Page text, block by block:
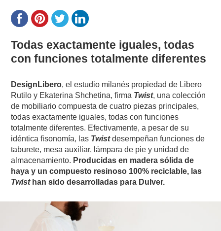
Todas exactamente iguales, todas
con funciones totalmente diferentes
DesignLibero, el estudio milanés propiedad de Libero
Rutilo y Ekaterina Shchetina, firma Twist, una colección
de mobiliario compuesta de cuatro piezas principales,
todas exactamente iguales, todas con funciones
totalmente diferentes. Efectivamente, a pesar de su
idéntica fisonomía, las Twistdesempeñan funciones de
taburete, mesa auxiliar, lámpara de pie y unidad de
almacenamiento. Producidas en madera sólida de
haya y un compuesto resinoso 100% reciclable, las
Twisthan sido desarrolladas para Dulver.